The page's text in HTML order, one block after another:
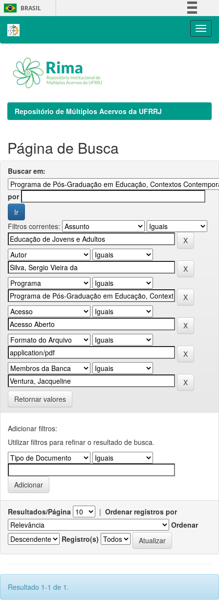
Skip
navigation
BRASIL
Repositório de Múltiplos Acervos da UFRRJ
Página de Busca
Buscar em:
por
Filtros correntes:
Retornar valores
Adicionar filtros:
Utilizar filtros para refinar o resultado de busca.
Resultados/Página | Ordenar registros por
Ordenar
Registro(s)
Resultado 1-1 de 1.